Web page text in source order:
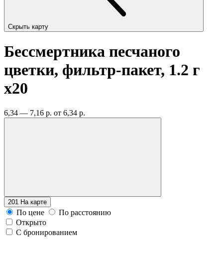
Скрыть карту
Бессмертника песчаного
цветки, фильтр-пакет, 1.2 г
x20
6,34 — 7,16 р. от 6,34 р.
201 На карте
По цене
По расстоянию
Открыто
С бронированием